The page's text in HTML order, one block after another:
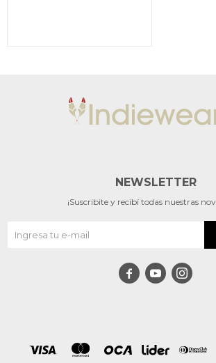
NEWSLETTER
¡Suscribite y recibí todas nuestras
  